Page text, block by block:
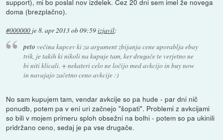
doma (brezplačno).
#000000 je8. apr 2013 ob 09:59izjavil:
peto večina kupcev ki za argument zbijanja cene uporablja ebay
trik, je takih ki nikoli na kupuje tam, ker drugače te verjetno ne
bi niti klicali. + nekateri celo ne ločijo med avkcijo in buy now
in navajajo začetno ceno avkcije :)
No sam kupujem tam, vendar avkcije so pa hude - par dni nič
ponudb, potem pa v eni uri začnejo "šopati". Problemi z avkcijami
so bili v mojem primeru sploh obsežni na bolhi - potem so pa ukinili
pridržano ceno, sedaj je pa vse drugače.